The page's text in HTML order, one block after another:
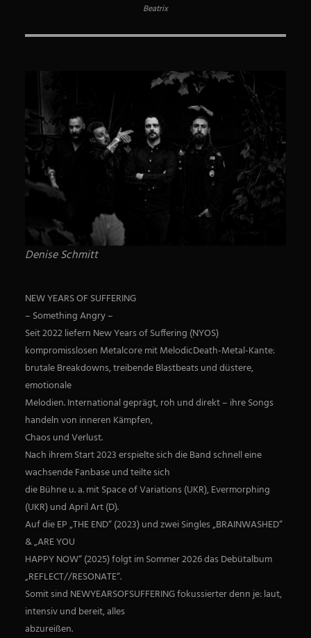
Beatrix
Denise Schmitt
NEW YEARS OF SUFFERING
– Something Angry –
Seit 2022 liefern New Years of Suffering (NYOS)
kompromisslosen Metalcore mit MelodicDeath-Metal-Kante:
brutale Breakdowns, treibende Blastbeats und düstere,
emotionale
Melodien. International geprägt, roh und direkt – ihre Songs
handeln von inneren Kämpfen,
Chaos und Verlust.
Nach ihrem Start 2023 erspielte sich die Band schnell eine
wachsende Fanbase und teilte sich
die Bühne u. a. mit Space of Variations (UKR), Evermorphing
(UKR) und April Art (D).
Auf die EP „THE END“ (2023) und zwei Singles „BRAINWASHED“
& „ARE YOU
HAPPY NOW“ (2025) folgt im Sommer 2026 das Debütalbum
„REFLECT//RESONATE“.
Somit sind NEWYEARSOFSUFFERING fokussierter denn je: laut,
intensiv und bereit, alles
abzureißen.